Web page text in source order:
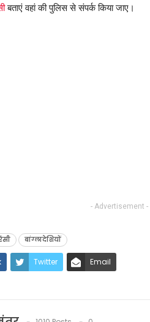
बताएं वहां की पुलिस से संपर्क किया जाए।
- Advertisement -
बांग्लादेशियों
Twitter Email